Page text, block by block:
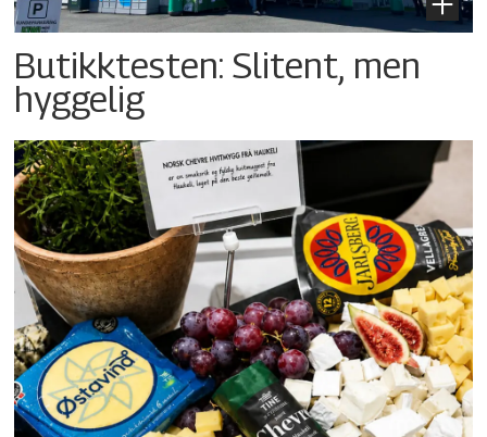
Butikktesten: Slitent, men
hyggelig